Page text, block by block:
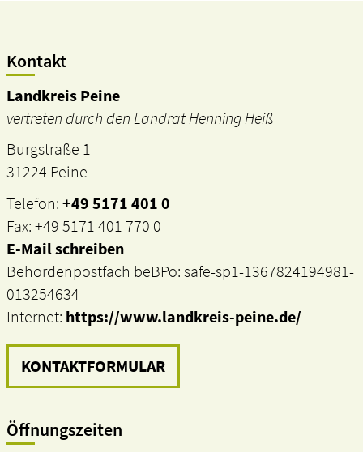
Kontakt
Landkreis Peine
vertreten durch den Landrat Henning Heiß
Burgstraße 1
31224 Peine
Telefon:+49 5171 401 0
Fax: +49 5171 401 770 0
E-Mail schreiben
Behördenpostfach beBPo: safe-sp1-1367824194981-
013254634
Internet: https://www.landkreis-peine.de/
KONTAKTFORMULAR
Öffnungszeiten